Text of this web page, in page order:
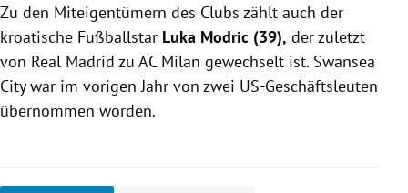
Zu den Miteigentümern des Clubs zählt auch der
kroatische Fußballstar Luka Modric (39), der zuletzt
von Real Madrid zu AC Milan gewechselt ist. Swansea
City war im vorigen Jahr von zwei US-Geschäftsleuten
übernommen worden.